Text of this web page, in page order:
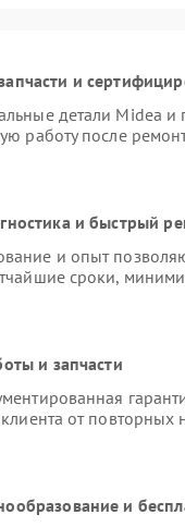
и
детали Midea
работу после
и быстрый
и опыт
сроки,
и запчасти
от повторных
и